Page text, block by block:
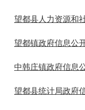
望都县人力资源和
望都镇政府信息公
中韩庄镇政府信息
望都县统计局政府